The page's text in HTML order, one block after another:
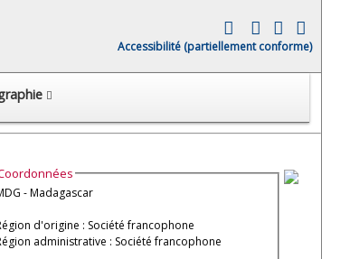
Accessibilité (partiellement conforme)
MDG - Madagascar
d'origine : Société francophone
administrative : Société francophone